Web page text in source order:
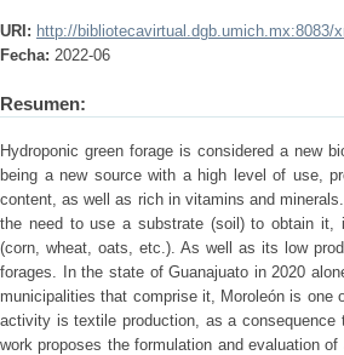
URI: http://bibliotecavirtual.dgb.umich.mx:8083/
Fecha: 2022-06
Resumen:
Hydroponic green forage is considered a new
being a new source with a high level of use,
content, as well as rich in vitamins and
the need to use a substrate (soil) to obtain it,
(corn, wheat, oats, etc.). As well as its low
forages. In the state of Guanajuato in 2020
municipalities that comprise it, Moroleón is
activity is textile production, as a
work proposes the formulation and evaluation